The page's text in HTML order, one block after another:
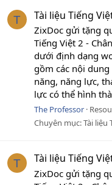
T Tài liệu Tiếng
ZixDoc gửi tặng
Tiếng Việt 2 -
dưới định dạng
gồm các nội
năng, năng lực,
lực có thể hình
The Professor
Chuyên mục:Tài liệu
T Tài liệu Tiếng
ZixDoc gửi tặng